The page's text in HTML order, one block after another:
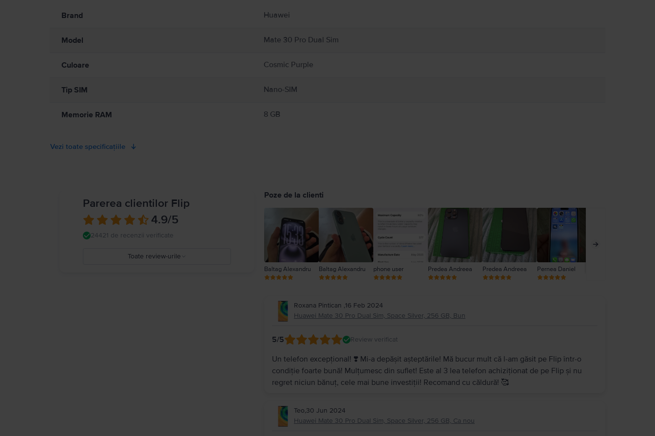
Brand Huawei
Model Mate 30 Pro Dual Sim
Culoare Cosmic Purple
Tip SIM Nano-SIM
Memorie RAM 8 GB
Vezi toate specificațiile
Parerea clientilor Flip
4.9/5
24421 de recenzii verificate
Toate review-urile
Poze de la clienti
Baltag Alexandru Baltag Alexandru phone user Predea Andreea Predea Andreea Pernea Daniel
Roxana Pintican ,16 Feb 2024
Huawei Mate 30 Pro Dual Sim, Space Silver, 256 GB, Bun
5/5 Review verificat
Un telefon excepțional! ❣️ Mi-a depășit așteptările! Mă bucur mult că l-am găsit pe Flip într-o
condiție foarte bună! Mulțumesc din suflet! Este al 3 lea telefon achiziționat de pe Flip și nu
regret niciun bănuț, cele mai bune investiții! Recomand cu căldură! 🥰
Teo,30 Jun 2024
Huawei Mate 30 Pro Dual Sim, Space Silver, 256 GB, Ca nou